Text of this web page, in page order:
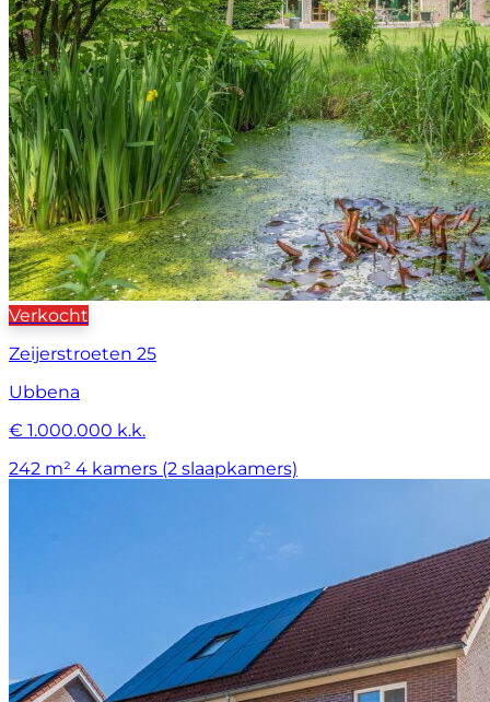
Verkocht
Zeijerstroeten 25
Ubbena
€ 1.000.000 k.k.
242 m² 4 kamers (2 slaapkamers)